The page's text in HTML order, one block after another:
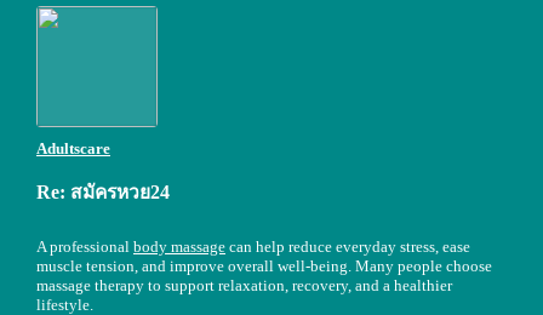
Adultscare
Re: สมัครหวย24
A professional body massage can help reduce everyday stress, ease
muscle tension, and improve overall well-being. Many people choose
massage therapy to support relaxation, recovery, and a healthier
lifestyle.